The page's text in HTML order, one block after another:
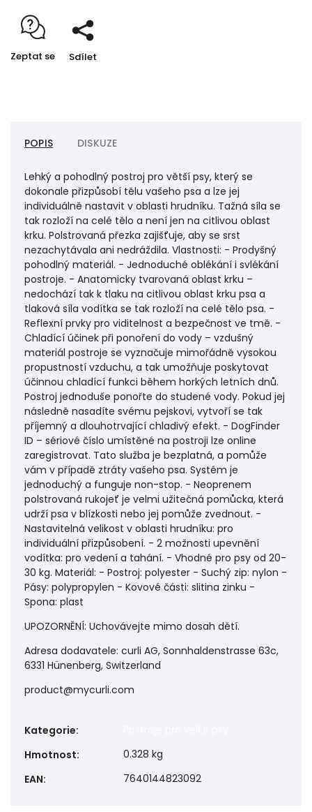
Zeptat se Sdílet
POPIS DISKUZE
Lehký a pohodlný postroj pro větší psy, který se
dokonale přizpůsobí tělu vašeho psa a lze jej
individuálně nastavit v oblasti hrudníku. Tažná síla se
tak rozloží na celé tělo a není jen na citlivou oblast
krku. Polstrovaná přezka zajišťuje, aby se srst
nezachytávala ani nedráždila. Vlastnosti: - Prodyšný
pohodlný materiál. - Jednoduché oblékání i svlékání
postroje. - Anatomicky tvarovaná oblast krku –
nedochází tak k tlaku na citlivou oblast krku psa a
tlaková síla vodítka se tak rozloží na celé tělo psa. -
Reflexní prvky pro viditelnost a bezpečnost ve tmě. -
Chladící účinek při ponoření do vody – vzdušný
materiál postroje se vyznačuje mimořádně vysokou
propustností vzduchu, a tak umožňuje poskytovat
účinnou chladící funkci během horkých letních dnů.
Postroj jednoduše ponořte do studené vody. Pokud jej
následně nasadíte svému pejskovi, vytvoří se tak
příjemný a dlouhotrvající chladivý efekt. - DogFinder
ID – sériové číslo umístěné na postroji lze online
zaregistrovat. Tato služba je bezplatná, a pomůže
vám v případě ztráty vašeho psa. Systém je
jednoduchý a funguje non-stop. - Neoprenem
polstrovaná rukojeť je velmi užitečná pomůcka, která
udrží psa v blízkosti nebo jej pomůže zvednout. -
Nastavitelná velikost v oblasti hrudníku: pro
individuální přizpůsobení. - 2 možnosti upevnění
vodítka: pro vedení a tahání. - Vhodné pro psy od 20-
30 kg. Materiál: - Postroj: polyester - Suchý zip: nylon -
Pásy: polypropylen - Kovové části: slitina zinku -
Spona: plast
UPOZORNĚNÍ: Uchovávejte mimo dosah dětí.
Adresa dodavatele: curli AG, Sonnhaldenstrasse 63c,
6331 Hünenberg, Switzerland
product@mycurli.com
Kategorie:
Hmotnost:
0.328 kg
EAN: 7640144823092